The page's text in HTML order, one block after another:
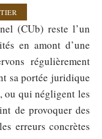
(CUb) reste l’un
en amont d’une
régulièrement
sa portée juridique
ou qui négligent les
de provoquer des
erreurs concrètes